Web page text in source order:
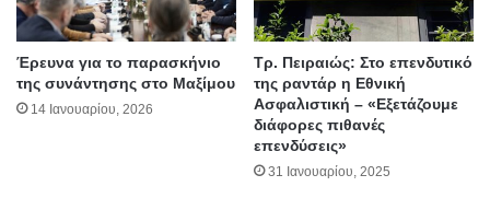
Έρευνα για το παρασκήνιο
της συνάντησης στο Μαξίμου
14 Ιανουαρίου, 2026
Τρ. Πειραιώς: Στο επενδυτικό
της ραντάρ η Εθνική
Ασφαλιστική – «Εξετάζουμε
διάφορες πιθανές
επενδύσεις»
31 Ιανουαρίου, 2025